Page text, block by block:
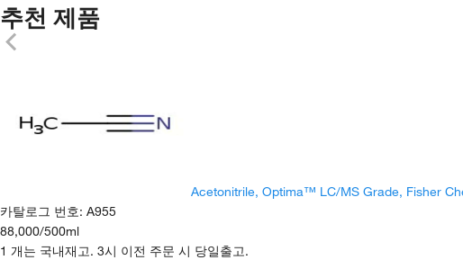
추천 제품
Acetonitrile, Optima™ LC/MS Grade, Fisher
카탈로그 번호: A955
88,000/500ml
1 개는 국내재고. 3시 이전 주문 시 당일출고.